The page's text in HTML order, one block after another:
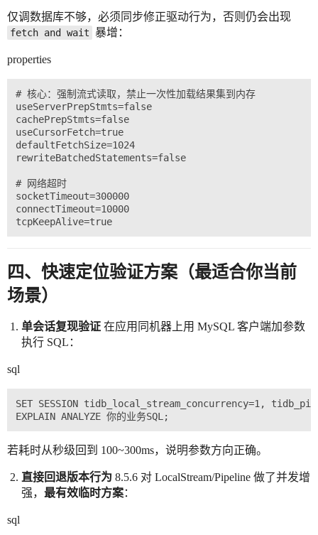
仅调数据库不够，必须同步修正驱动行为，否则仍会出现
fetch and wait 暴增：
properties
# 核心：强制流式读取，禁止一次性加载结果集到内存
useServerPrepStmts=false
cachePrepStmts=false
useCursorFetch=true
defaultFetchSize=1024
rewriteBatchedStatements=false
# 网络超时
socketTimeout=300000
connectTimeout=10000
四、快速定位验证方案（最适合你当前
场景）
单会话复现验证 在应用同机器上用 MySQL 客户端加参数
执行 SQL：
sql
SET SESSION tidb_local_stream_concurrency=1,
若耗时从秒级回到 100~300ms，说明参数方向正确。
直接回退版本行为 8.5.6 对 LocalStream/Pipeline 做了并发增
强， 最有效临时方案：
sql